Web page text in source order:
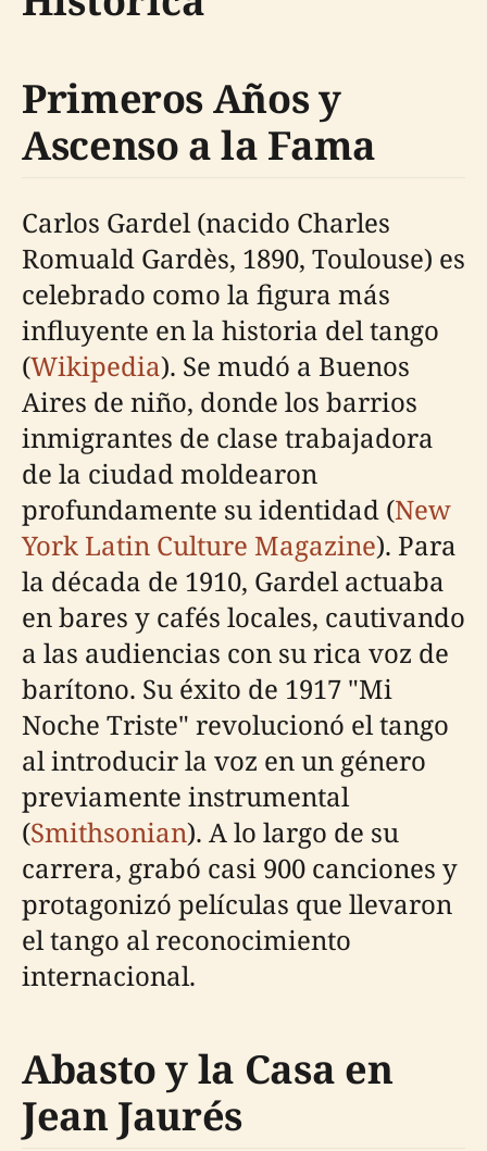
Primeros Años y
Ascenso a la Fama
Carlos Gardel (nacido Charles
Romuald Gardès, 1890, Toulouse) es
celebrado como la figura más
influyente en la historia del tango
(Wikipedia). Se mudó a Buenos
Aires de niño, donde los barrios
inmigrantes de clase trabajadora
de la ciudad moldearon
profundamente su identidad (New
York Latin Culture Magazine). Para
la década de 1910, Gardel actuaba
en bares y cafés locales, cautivando
a las audiencias con su rica voz de
barítono. Su éxito de 1917 "Mi
Noche Triste" revolucionó el tango
al introducir la voz en un género
previamente instrumental
(Smithsonian). A lo largo de su
carrera, grabó casi 900 canciones y
protagonizó películas que llevaron
el tango al reconocimiento
internacional.
Abasto y la Casa en
Jean Jaurés